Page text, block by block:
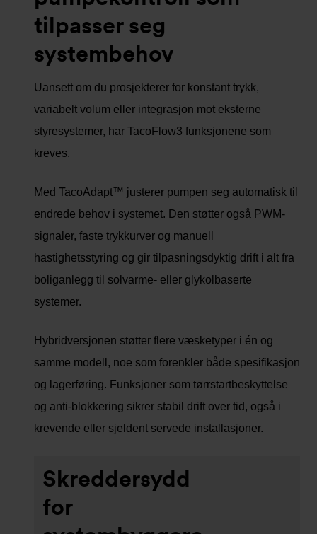
tilpasser seg
systembehov
Uansett om du prosjekterer for konstant trykk,
variabelt volum eller integrasjon mot eksterne
styresystemer, har TacoFlow3 funksjonene som
kreves.
Med TacoAdapt™ justerer pumpen seg automatisk til
endrede behov i systemet. Den støtter også PWM-
signaler, faste trykkurver og manuell
hastighetsstyring og gir tilpasningsdyktig drift i alt fra
boliganlegg til solvarme- eller glykolbaserte
systemer.
Hybridversjonen støtter flere væsketyper i én og
samme modell, noe som forenkler både spesifikasjon
og lagerføring. Funksjoner som tørrstartbeskyttelse
og anti-blokkering sikrer stabil drift over tid, også i
krevende eller sjeldent servede installasjoner.
Skreddersydd
for